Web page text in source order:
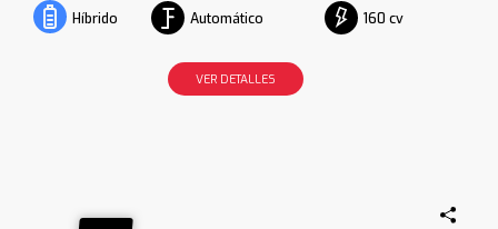
Híbrido Automático 160 cv
VER DETALLES